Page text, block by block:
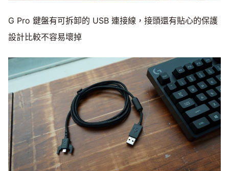
G Pro 鍵盤有可拆卸的 USB 連接線，接頭還有貼心的保護
設計比較不容易壞掉